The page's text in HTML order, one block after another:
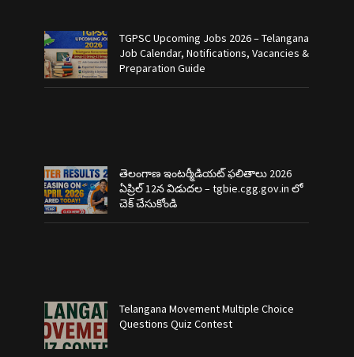
TGPSC Upcoming Jobs 2026 – Telangana
Job Calendar, Notifications, Vacancies &
Preparation Guide
తెలంగాణ ఇంటర్మీడియట్ ఫలితాలు 2026
ఏప్రిల్ 12న విడుదల – tgbie.cgg.gov.in లో
చెక్ చేసుకోండి
Telangana Movement Multiple Choice
Questions Quiz Contest